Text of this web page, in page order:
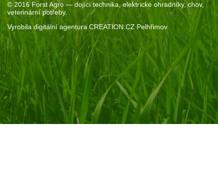
© 2016Forst Agro— dojící technika, elektrické ohradníky, chov,
veterinární potřeby.
Vyrobila digitální agentura CREATION.CZ Pelhřimov